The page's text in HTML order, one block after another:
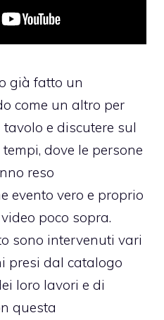
già fatto un
come un altro per
e discutere sul
dove le persone
reso
evento vero e proprio
poco sopra.
sono intervenuti vari
presi dal catalogo
loro lavori e di
questa